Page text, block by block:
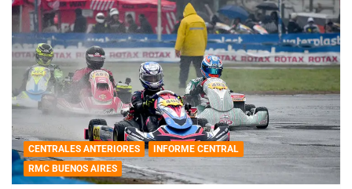
CENTRALES ANTERIORES
INFORME CENTRAL
RMC BUENOS AIRES